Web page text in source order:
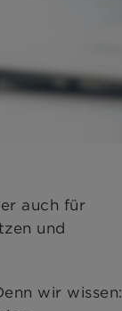
auch für
und
wir wissen: